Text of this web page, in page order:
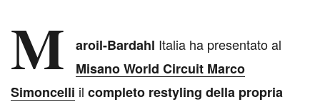
M aroil-Bardahl Italia ha presentato al
Misano World Circuit Marco
Simoncelli il completo restyling della propria